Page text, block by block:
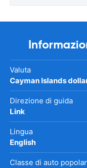
Valuta
Cayman Islands
Direzione di guida
Link
Lingua
English
Classe di auto